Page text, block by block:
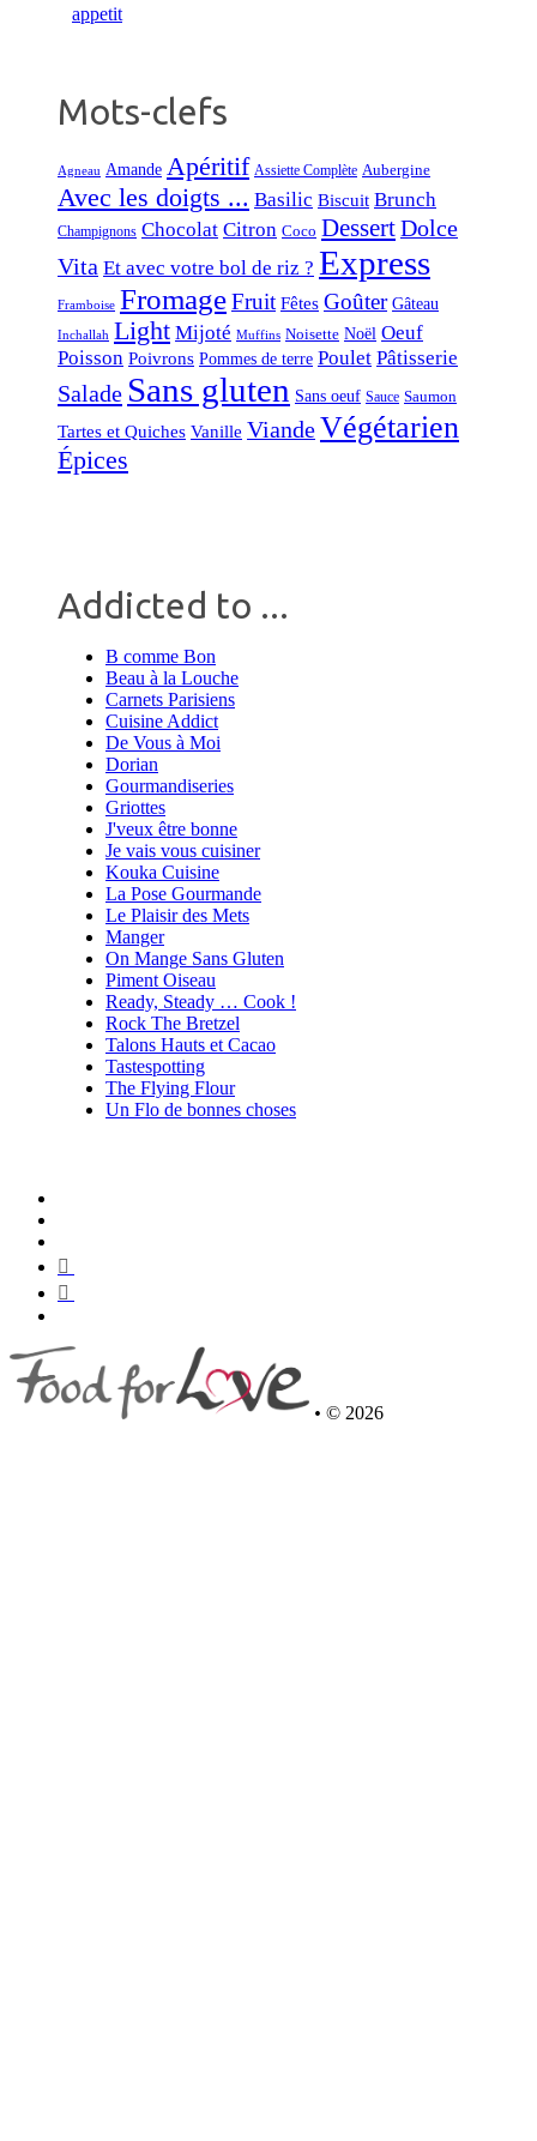
Mots-clefs
Agneau Amande Apéritif Assiette Complète Aubergine
Avec les doigts ... Basilic Biscuit Brunch
Champignons Chocolat Citron Coco DessertDolce
Vita Et avec votre bol de riz ? Express
Framboise FromageFruit Fêtes Goûter Gâteau
Inchallah Light Mijoté Muffins Noisette Noël Oeuf
Poisson Poivrons Pommes de terre Poulet Pâtisserie
Salade Sans gluten Sans oeuf Sauce Saumon
Tartes et Quiches Vanille ViandeVégétarien
Épices
Addicted to ...
B comme Bon
Beau à la Louche
Carnets Parisiens
Cuisine Addict
De Vous à Moi
Dorian
Gourmandiseries
Griottes
J'veux être bonne
Je vais vous cuisiner
Kouka Cuisine
La Pose Gourmande
Le Plaisir des Mets
Manger
On Mange Sans Gluten
Piment Oiseau
Ready, Steady … Cook !
Rock The Bretzel
Talons Hauts et Cacao
Tastespotting
The Flying Flour
Un Flo de bonnes choses
• © 2026